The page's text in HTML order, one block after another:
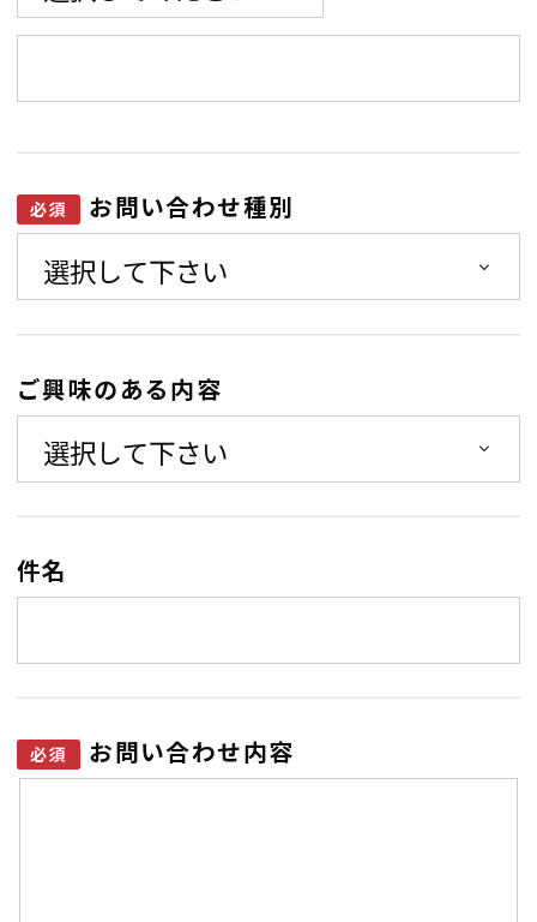
お問い合わせ種別
ご興味のある内容
件名
お問い合わせ内容